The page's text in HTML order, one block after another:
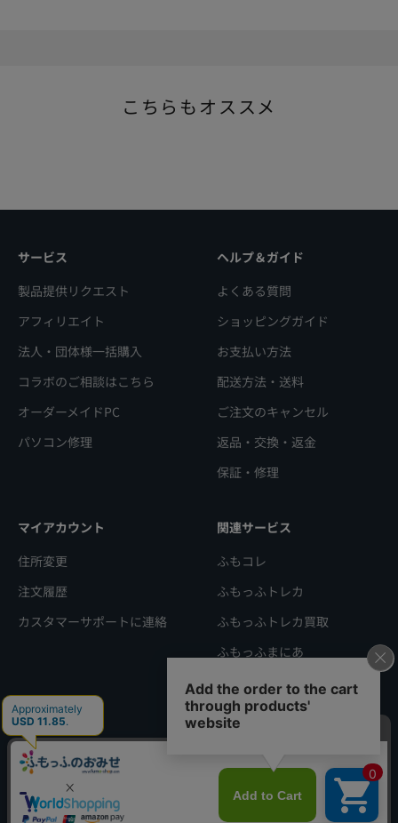
サービス
製品提供リクエスト
アフィリエイト
法人・団体様一括購入
コラボのご相談はこちら
オーダーメイドPC
パソコン修理
ヘルプ＆ガイド
よくある質問
ショッピングガイド
お支払い方法
配送方法・送料
ご注文のキャンセル
返品・交換・返金
保証・修理
マイアカウント
住所変更
注文履歴
カスタマーサポートに連絡
関連サービス
ふもコレ
ふもっふトレカ
ふもっふトレカ買取
ふもっふまにあ
ショールーム秋葉原店
会社概要
特定商取引法に基づく表記
利用規約
プライバシーポリシー